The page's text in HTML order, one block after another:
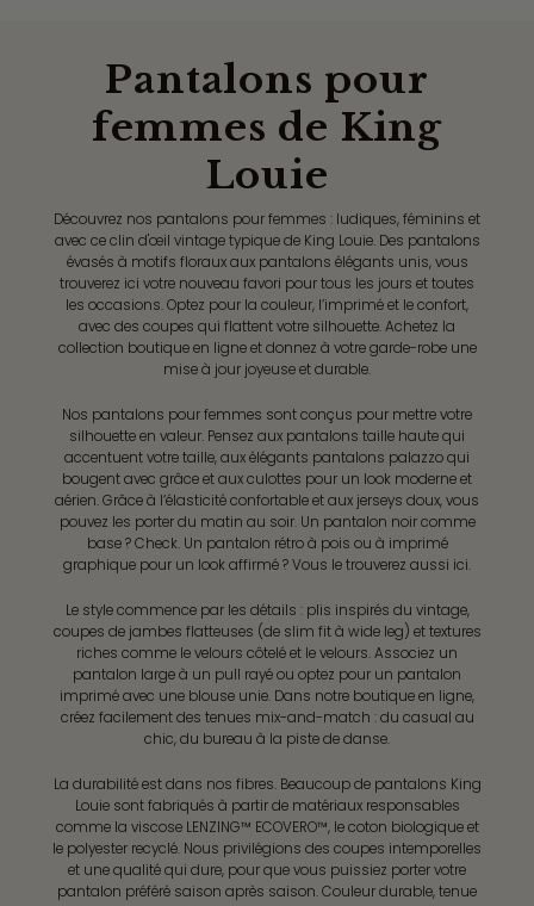
Pantalons pour
femmes de King
Louie
Découvrez nos pantalons pour femmes : ludiques, féminins et
avec ce clin d'œil vintage typique de King Louie. Des pantalons
évasés à motifs floraux aux pantalons élégants unis, vous
trouverez ici votre nouveau favori pour tous les jours et toutes
les occasions. Optez pour la couleur, l’imprimé et le confort,
avec des coupes qui flattent votre silhouette. Achetez la
collection boutique en ligne et donnez à votre garde-robe une
mise à jour joyeuse et durable.
Nos pantalons pour femmes sont conçus pour mettre votre
silhouette en valeur. Pensez aux pantalons taille haute qui
accentuent votre taille, aux élégants pantalons palazzo qui
bougent avec grâce et aux culottes pour un look moderne et
aérien. Grâce à l’élasticité confortable et aux jerseys doux, vous
pouvez les porter du matin au soir. Un pantalon noir comme
base ? Check. Un pantalon rétro à pois ou à imprimé
graphique pour un look affirmé ? Vous le trouverez aussi ici.
Le style commence par les détails : plis inspirés du vintage,
coupes de jambes flatteuses (de slim fit à wide leg) et textures
riches comme le velours côtelé et le velours. Associez un
pantalon large à un pull rayé ou optez pour un pantalon
imprimé avec une blouse unie. Dans notre boutique en ligne,
créez facilement des tenues mix-and-match : du casual au
chic, du bureau à la piste de danse.
La durabilité est dans nos fibres. Beaucoup de pantalons King
Louie sont fabriqués à partir de matériaux responsables
comme la viscose LENZING™ ECOVERO™, le coton biologique et
le polyester recyclé. Nous privilégions des coupes intemporelles
et une qualité qui dure, pour que vous puissiez porter votre
pantalon préféré saison après saison. Couleur durable, tenue